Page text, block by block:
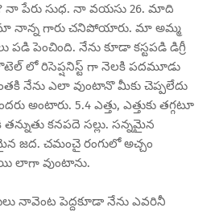
పేరు సుధ. నా వయసు 26. మాది
నాన్న గారు చనిపోయారు. మా అమ్మ
పడి పెంచింది. నేను కూడా కస్టపడి డిగ్రీ
లో రిసెప్షనిస్ట్ గా నెలకి పదమూడు
నేను ఎలా వుంటానొ మీకు చెప్పలేదు
అంటారు. 5.4 ఎత్తు, ఎత్తుకు తగ్గటూ
తన్నుతు కనపదె సల్లు. సన్నమైన
జద. చమంచై రంగులో అచ్చం
లాగా వుంటాను.
నావెంట పెద్దకూడా నేను ఎవరినీ